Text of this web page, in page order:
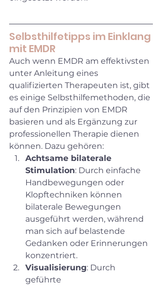
Selbsthilfetipps im Einklang
mit EMDR
Auch wenn EMDR am effektivsten
unter Anleitung eines
qualifizierten Therapeuten ist, gibt
es einige Selbsthilfemethoden, die
auf den Prinzipien von EMDR
basieren und als Ergänzung zur
professionellen Therapie dienen
können. Dazu gehören:
Achtsame bilaterale
Stimulation: Durch einfache
Handbewegungen oder
Klopftechniken können
bilaterale Bewegungen
ausgeführt werden, während
man sich auf belastende
Gedanken oder Erinnerungen
konzentriert.
Visualisierung: Durch
geführte